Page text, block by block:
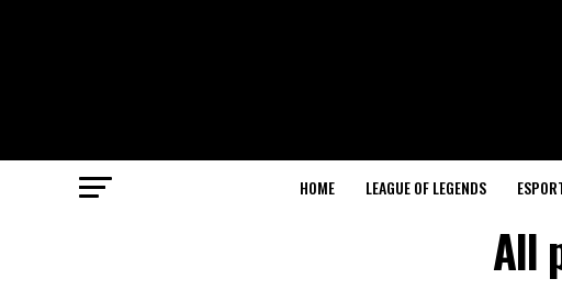
HOME LEAGUE OF LEGENDS
All